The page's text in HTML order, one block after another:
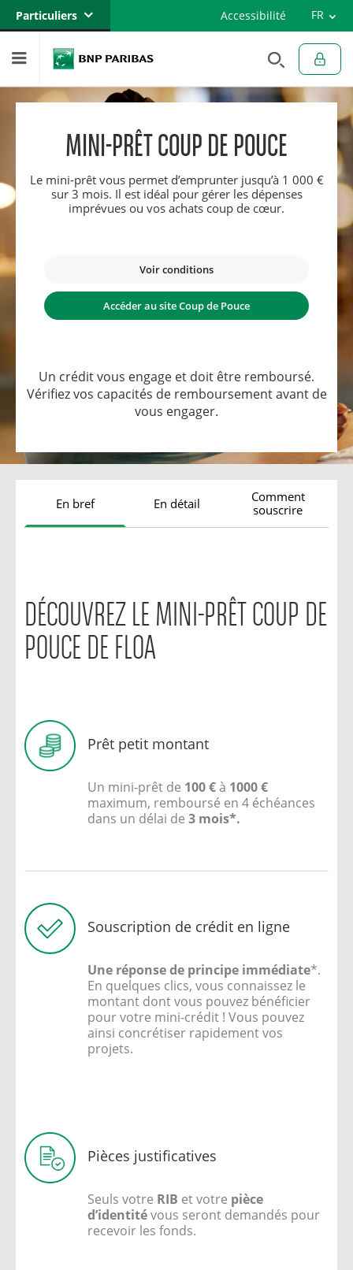
Particuliers
Banque privée
Accessibilité FR
EN
MINI-PRÊT COUP DE POUCE
Le mini-prêt vous permet d’emprunter jusqu’à 1 000 €
sur 3 mois. Il est idéal pour gérer les dépenses
imprévues ou vos achats coup de cœur.
Voir conditions
Accéder au site Coup de Pouce
Un crédit vous engage et doit être remboursé.
Vérifiez vos capacités de remboursement avant de
vous engager.
En bref En détail
Comment
souscrire
DÉCOUVREZ LE MINI-PRÊT COUP DE
POUCE DE FLOA
Prêt petit montant
Un mini-prêt de 100 €à 1000 €
maximum, remboursé en 4 échéances
dans un délai de 3 mois*.
Souscription de crédit en ligne
Une réponse de principe immédiate*.
En quelques clics, vous connaissez le
montant dont vous pouvez bénéficier
pour votre mini-crédit ! Vous pouvez
ainsi concrétiser rapidement vos
projets.
Pièces justificatives
Seuls votre RIB et votre pièce
d’identitévous seront demandés pour
recevoir les fonds.